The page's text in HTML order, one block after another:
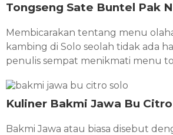
Tongseng Sate Buntel Pak
Membicarakan tentang menu
kambing di Solo seolah tidak ada
penulis sempat menikmati menu
Kuliner Bakmi Jawa Bu
Bakmi Jawa atau biasa disebut